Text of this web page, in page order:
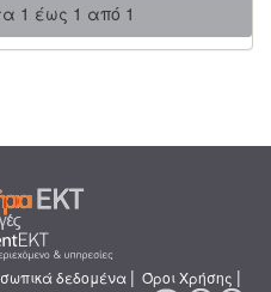
1 έως 1 από 1
δεδομένα | Όροι Χρήσης |